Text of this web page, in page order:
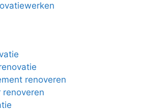
renoveren
renoveren